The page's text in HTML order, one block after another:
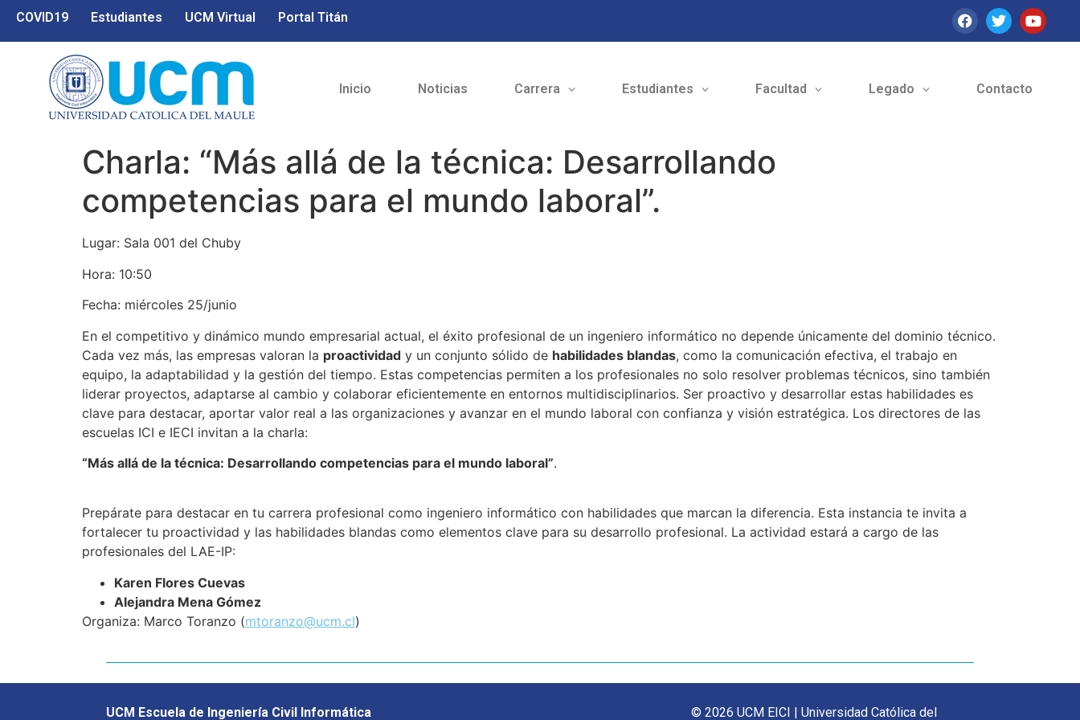
COVID19 Estudiantes UCM Virtual Portal Titán
Inicio Noticias Carrera Estudiantes Facultad Legado Contacto
Charla: “Más allá de la técnica: Desarrollando
competencias para el mundo laboral”.
Lugar: Sala 001 del Chuby
Hora: 10:50
Fecha: miércoles 25/junio
En el competitivo y dinámico mundo empresarial actual, el éxito profesional de un ingeniero informático no depende únicamente del dominio técnico.
Cada vez más, las empresas valoran la proactividad y un conjunto sólido de habilidades blandas, como la comunicación efectiva, el trabajo en
equipo, la adaptabilidad y la gestión del tiempo. Estas competencias permiten a los profesionales no solo resolver problemas técnicos, sino también
liderar proyectos, adaptarse al cambio y colaborar eficientemente en entornos multidisciplinarios. Ser proactivo y desarrollar estas habilidades es
clave para destacar, aportar valor real a las organizaciones y avanzar en el mundo laboral con confianza y visión estratégica. Los directores de las
escuelas ICI e IECI invitan a la charla:
“Más allá de la técnica: Desarrollando competencias para el mundo laboral”.
Prepárate para destacar en tu carrera profesional como ingeniero informático con habilidades que marcan la diferencia. Esta instancia te invita a
fortalecer tu proactividad y las habilidades blandas como elementos clave para su desarrollo profesional. La actividad estará a cargo de las
profesionales del LAE-IP:
Karen Flores Cuevas
Alejandra Mena Gómez
Organiza: Marco Toranzo (mtoranzo@ucm.cl)
UCM Escuela de Ingeniería Civil Informática © 2026 UCM EICI | Universidad Católica del